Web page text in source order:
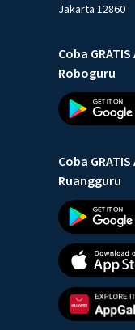
Jakarta 12860
Coba
Roboguru
Coba
Ruangguru